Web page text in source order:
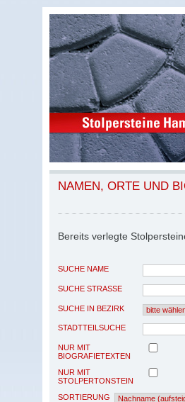
NAMEN, ORTE UND
Bereits verlegte
SUCHE NAME
SUCHE STRASSE
SUCHE IN BEZIRK
STADTTEILSUCHE
NUR MIT
BIOGRAFIETEXTEN
NUR MIT
STOLPERTONSTEIN
SORTIERUNG